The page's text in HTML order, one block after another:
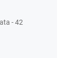
- 42